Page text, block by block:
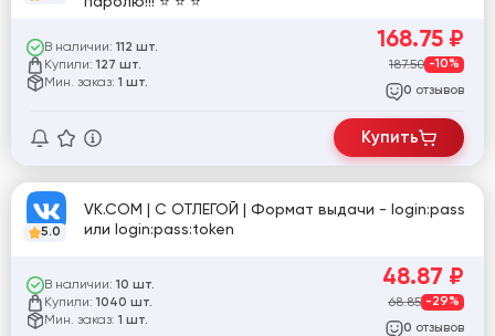
В наличии: 112 шт.
Купили: 127 шт.
Мин. заказ: 1 шт.
168.75 ₽
187.50 -10%
0 отзывов
Купить
5.0
VK.COM | С ОТЛЕГОЙ | Формат выдачи - login:pass
или login:pass:token
В наличии: 10 шт.
Купили: 1040 шт.
Мин. заказ: 1 шт.
48.87 ₽
68.85 -29%
0 отзывов